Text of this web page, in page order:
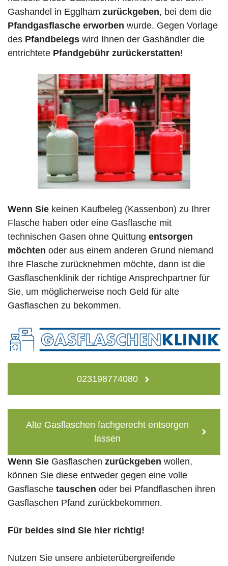
Gashandel in Egglham zurückgeben, bei dem die
Pfandgasflasche erworben wurde. Gegen Vorlage
des Pfandbelegs wird Ihnen der Gashändler die
entrichtete Pfandgebühr zurückerstatten!
Wenn Sie keinen Kaufbeleg (Kassenbon) zu Ihrer
Flasche haben oder eine Gasflasche mit
technischen Gasen ohne Quittung entsorgen
möchten oder aus einem anderen Grund niemand
Ihre Flasche zurücknehmen möchte, dann ist die
Gasflaschenklinik der richtige Ansprechpartner für
Sie, um möglicherweise noch Geld für alte
Gasflaschen zu bekommen.
023198774080
Alte Gasflaschen fachgerecht entsorgen
lassen
Wenn Sie Gasflaschen zurückgeben wollen,
können Sie diese entweder gegen eine volle
Gasflasche tauschen oder bei Pfandflaschen ihren
Gasflaschen Pfand zurückbekommen.
Für beides sind Sie hier richtig!
Nutzen Sie unsere anbieterübergreifende